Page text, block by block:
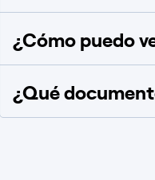
¿Cómo puedo
¿Qué